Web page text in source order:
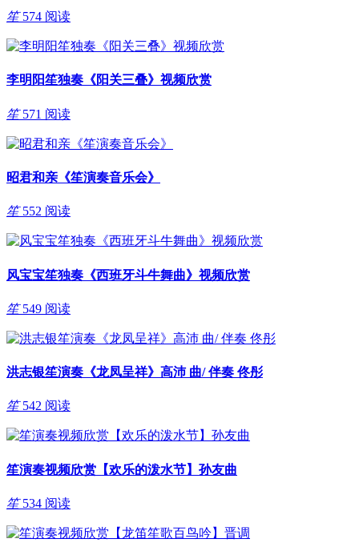
笙 574 阅读
李明阳笙独奏《阳关三叠》视频欣赏
笙 571 阅读
昭君和亲《笙演奏音乐会》
笙 552 阅读
风宝宝笙独奏《西班牙斗牛舞曲》视频欣赏
笙 549 阅读
洪志银笙演奏《龙凤呈祥》高沛 曲/ 伴奏 佟彤
笙 542 阅读
笙演奏视频欣赏【欢乐的泼水节】孙友曲
笙 534 阅读